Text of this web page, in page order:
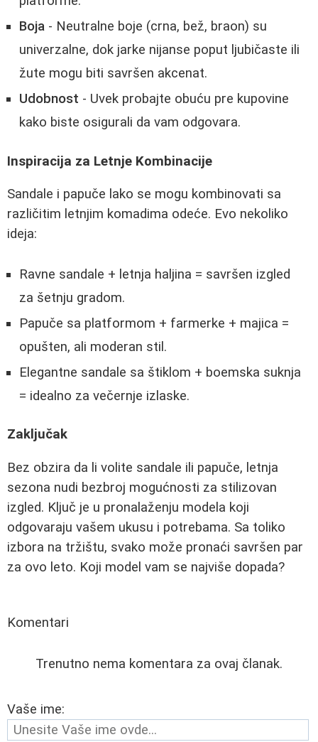
Boja - Neutralne boje (crna, bež, braon) su
univerzalne, dok jarke nijanse poput ljubičaste ili
žute mogu biti savršen akcenat.
Udobnost - Uvek probajte obuću pre kupovine
kako biste osigurali da vam odgovara.
Inspiracija za Letnje Kombinacije
Sandale i papuče lako se mogu kombinovati sa
različitim letnjim komadima odeće. Evo nekoliko
ideja:
Ravne sandale + letnja haljina = savršen izgled
za šetnju gradom.
Papuče sa platformom + farmerke + majica =
opušten, ali moderan stil.
Elegantne sandale sa štiklom + boemska suknja
= idealno za večernje izlaske.
Zaključak
Bez obzira da li volite sandale ili papuče, letnja
sezona nudi bezbroj mogućnosti za stilizovan
izgled. Ključ je u pronalaženju modela koji
odgovaraju vašem ukusu i potrebama. Sa toliko
izbora na tržištu, svako može pronaći savršen par
za ovo leto. Koji model vam se najviše dopada?
Komentari
Trenutno nema komentara za ovaj članak.
Vaše ime: